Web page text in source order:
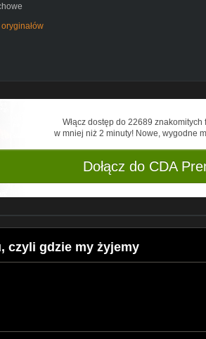
Włącz dostęp do 22689 znakomitych
w mniej niż 2 minuty! Nowe, wygodne
Dołącz do CDA
czyli gdzie my żyjemy